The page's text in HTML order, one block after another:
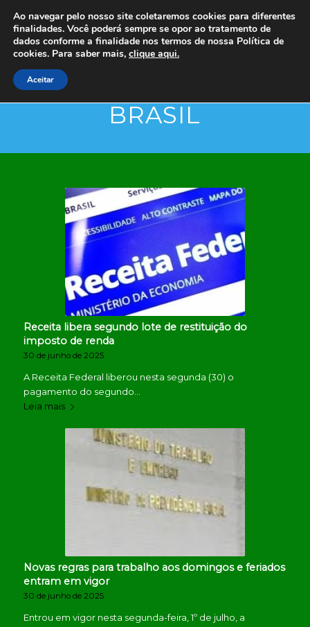
BRASIL
Receita libera segundo lote de restituição do
imposto de renda
30 de junho de 2025
A Receita Federal liberou nesta segunda (30) o
pagamento do segundo…
Leia mais
Novas regras para trabalho aos domingos e feriados
entram em vigor
30 de junho de 2025
Entrou em vigor nesta segunda-feira, 1º de julho, a
Ao navegar pelo nosso site coletaremos cookies para diferentes
finalidades. Você poderá sempre se opor ao tratamento de
dados conforme a finalidade nos termos de nossa Política de
cookies. Para saber mais, clique aqui.
Aceitar